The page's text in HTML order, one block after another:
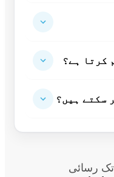
سکتے ہیں؟